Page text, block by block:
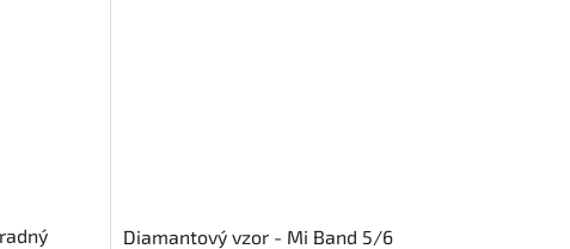
Diamantový vzor - Mi Band 5/6